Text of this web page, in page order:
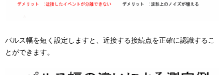
パルス幅を短く設定しますと、近接する接続点を正確に認識するこ
とができます。